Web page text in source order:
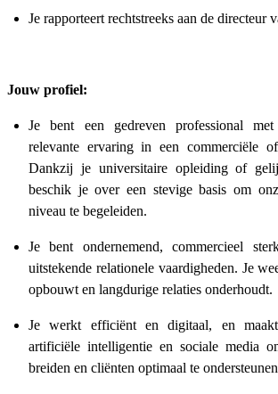
Je rapporteert rechtstreeks aan de directeur
Jouw profiel:
Je bent een gedreven professional
relevante ervaring in een commerciële
Dankzij je universitaire opleiding of
beschik je over een stevige basis om
niveau te begeleiden.
Je bent ondernemend, commercieel
uitstekende relationele vaardigheden. Je
opbouwt en langdurige relaties onderhoudt.
Je werkt efficiënt en digitaal, en
artificiële intelligentie en sociale media
breiden en cliënten optimaal te